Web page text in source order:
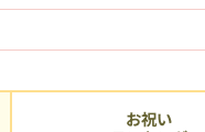
お祝い